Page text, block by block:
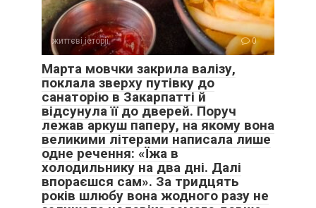
Наступного дня я поговорила з Христиною, дизайнеркою.
життєві історії 0
Марта мовчки закрила валізу,
поклала зверху путівку до
санаторію в Закарпатті й
відсунула її до дверей. Поруч
лежав аркуш паперу, на якому вона
великими літерами написала лише
одне речення: «Їжа в
холодильнику на два дні. Далі
впораєшся сам». За тридцять
років шлюбу вона жодного разу не